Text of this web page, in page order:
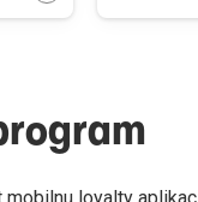
loyalty